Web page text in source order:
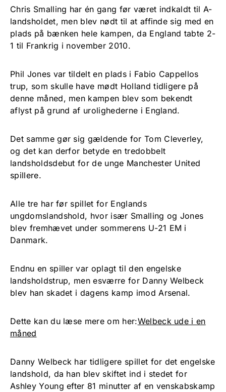
Chris Smalling har én gang før været indkaldt til A-
landsholdet, men blev nødt til at affinde sig med en
plads på bænken hele kampen, da England tabte 2-
1 til Frankrig i november 2010.
Phil Jones var tildelt en plads i Fabio Cappellos
trup, som skulle have mødt Holland tidligere på
denne måned, men kampen blev som bekendt
aflyst på grund af urolighederne i England.
Det samme gør sig gældende for Tom Cleverley,
og det kan derfor betyde en tredobbelt
landsholdsdebut for de unge Manchester United
spillere.
Alle tre har før spillet for Englands
ungdomslandshold, hvor især Smalling og Jones
blev fremhævet under sommerens U-21 EM i
Danmark.
Endnu en spiller var oplagt til den engelske
landsholdstrup, men esværre for Danny Welbeck
blev han skadet i dagens kamp imod Arsenal.
Dette kan du læse mere om her:Welbeck ude i en
måned
Danny Welbeck har tidligere spillet for det engelske
landshold, da han blev skiftet ind i stedet for
Ashley Young efter 81 minutter af en venskabskamp